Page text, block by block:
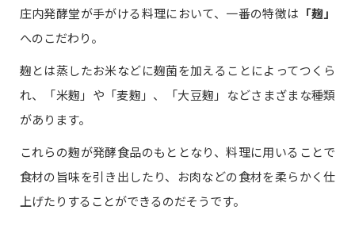
庄内発酵堂が手がける料理において、一番の特徴は 「麹」
へのこだわり。
麹とは蒸したお米などに麹菌を加えることによってつくら
れ、「米麹」や「麦麹」、「大豆麹」などさまざまな種類
があります。
これらの麹が発酵食品のもととなり、料理に用いることで
食材の旨味を引き出したり、お肉などの食材を柔らかく仕
上げたりすることができるのだそうです。